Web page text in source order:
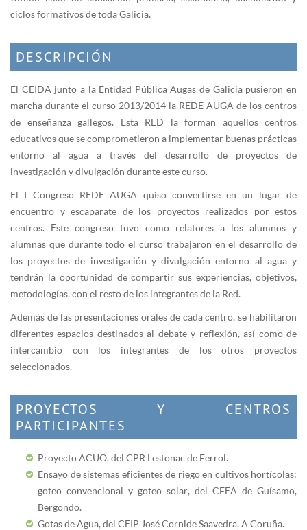
ciclos formativos de toda Galicia.
DESCRIPCIÓN
El CEIDA junto a la Entidad Pública Augas de Galicia pusieron en
marcha durante el curso 2013/2014 la REDE AUGA de los centros
de enseñanza gallegos. Esta RED la forman aquellos centros
educativos que se comprometieron a implementar buenas prácticas
entorno al agua a través del desarrollo de proyectos de
investigación y divulgación durante este curso.
El I Congreso REDE AUGA quiso convertirse en un lugar de
encuentro y escaparate de los proyectos realizados por estos
centros. Este congreso tuvo como relatores a los alumnos y
alumnas que durante todo el curso trabajaron en el desarrollo de
los proyectos de investigación y divulgación entorno al agua y
tendrán la oportunidad de compartir sus experiencias, objetivos,
metodologías, con el resto de los integrantes de la Red.
Además de las presentaciones orales de cada centro, se habilitaron
diferentes espacios destinados al debate y reflexión, así como de
intercambio con los integrantes de los otros proyectos
seleccionados.
PROYECTOS Y CENTROS
PARTICIPANTES
Proyecto ACUO, del CPR Lestonac de Ferrol.
Ensayo de sistemas eficientes de riego en cultivos hortícolas:
goteo convencional y goteo solar, del CFEA de Guísamo,
Bergondo.
Gotas de Agua, del CEIP José Cornide Saavedra, A Coruña.